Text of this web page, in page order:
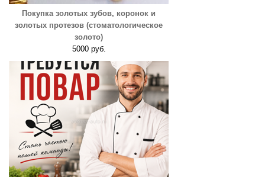
Покупка золотых зубов, коронок и
золотых протезов (стоматологическое
золото)
5000 руб.